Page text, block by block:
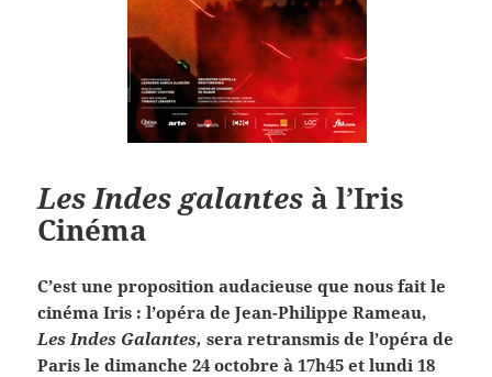
Les Indes galantes à l’Iris
Cinéma
C’est une proposition audacieuse que nous fait le
cinéma Iris : l’opéra de Jean-Philippe Rameau,
Les Indes Galantes, sera retransmis de l’opéra de
Paris le dimanche 24 octobre à 17h45 et lundi 18